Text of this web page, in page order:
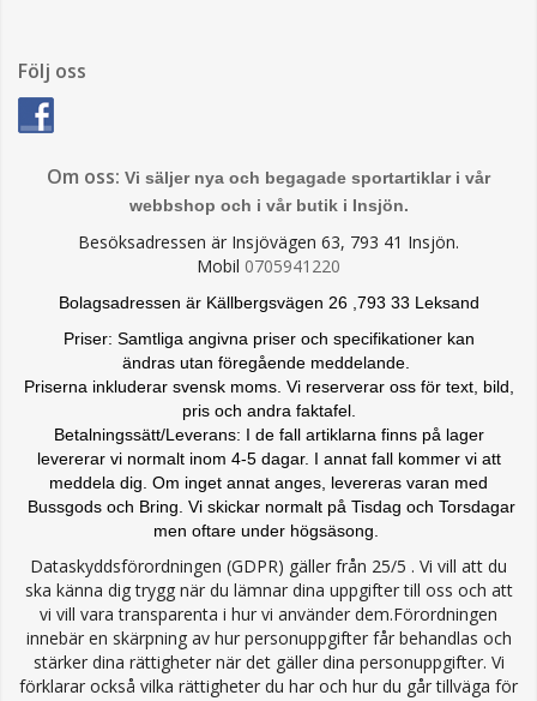
Följ oss
Om oss: Vi säljer nya och begagade sportartiklar i vår
webbshop och i vår butik i Insjön.
Besöksadressen är Insjövägen 63, 793 41 Insjön.
Mobil 0705941220
Bolagsadressen är Källbergsvägen 26 ,793 33 Leksand
Priser: Samtliga angivna priser och specifikationer kan
ändras utan föregående meddelande.
Priserna inkluderar svensk moms. Vi reserverar oss för text, bild,
pris och andra faktafel.
Betalningssätt/Leverans: I de fall artiklarna finns på lager
levererar vi normalt inom 4-5 dagar. I annat fall kommer vi att
meddela dig. Om inget annat anges, levereras varan med
Bussgods och Bring. Vi skickar normalt på Tisdag och Torsdagar
men oftare under högsäsong.
Dataskyddsförordningen (GDPR) gäller från 25/5 . Vi vill att du
ska känna dig trygg när du lämnar dina uppgifter till oss och att
vi vill vara transparenta i hur vi använder dem.Förordningen
innebär en skärpning av hur personuppgifter får behandlas och
stärker dina rättigheter när det gäller dina personuppgifter. Vi
förklarar också vilka rättigheter du har och hur du går tillväga för